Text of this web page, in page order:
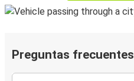
Preguntas frecuentes